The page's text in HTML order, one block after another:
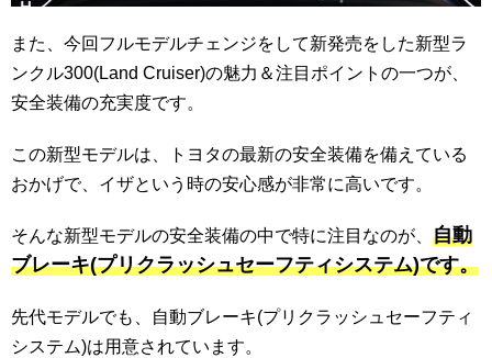
また、今回フルモデルチェンジをして新発売をした新型ラ
ンクル300(Land Cruiser)の魅力＆注目ポイントの一つが、
安全装備の充実度です。
この新型モデルは、トヨタの最新の安全装備を備えている
おかげで、イザという時の安心感が非常に高いです。
そんな新型モデルの安全装備の中で特に注目なのが、 自動
ブレーキ(プリクラッシュセーフティシステム)です。
先代モデルでも、自動ブレーキ(プリクラッシュセーフティ
システム)は用意されています。